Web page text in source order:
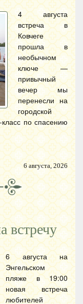
4 августа
встреча в
Ковчеге
прошла в
необычном
ключе —
привычный
вечер мы
перенесли на
городской
по спасению
6 августа, 2026
встречу
6 августа на
Энгельском
пляже в 19:00
новая встреча
любителей